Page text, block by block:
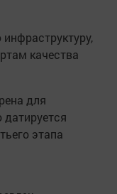
качества
для
датируется
этапа